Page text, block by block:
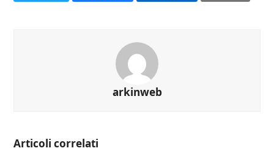
arkinweb
Articoli correlati